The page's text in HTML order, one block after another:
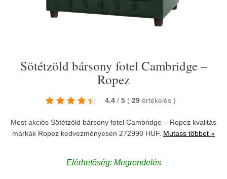
Sötétzöld bársony fotel Cambridge –
Ropez
4.4 / 5 ( 29 értékelés )
Most akciós Sötétzöld bársony fotel Cambridge – Ropez kvalitás
márkák Ropez kedvezményesen 272990 HUF. Mutass többet »
Elérhetőség: Megrendelés